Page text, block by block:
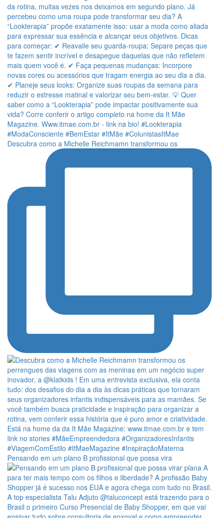
Descubra como a Michelle Reichmamn transformou os
Pensando em um plano B profissional que possa vira